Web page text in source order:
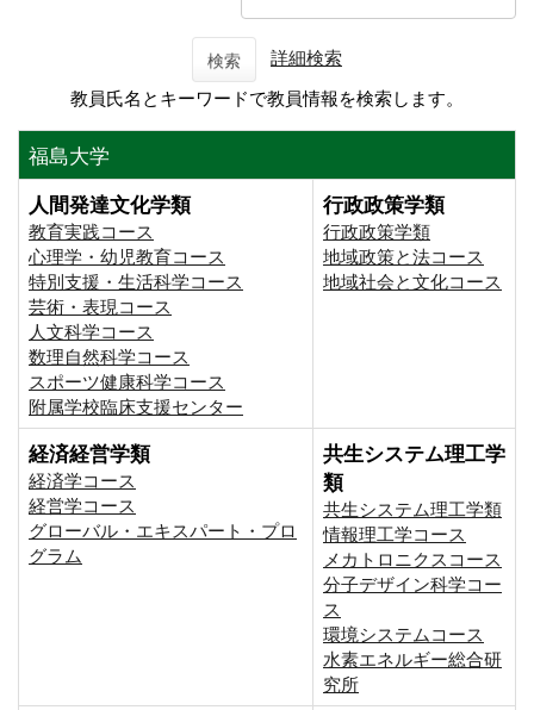
検索
詳細検索
教員氏名とキーワードで教員情報を検索します。
福島大学
人間発達文化学類
教育実践コース
心理学・幼児教育コース
特別支援・生活科学コース
芸術・表現コース
人文科学コース
数理自然科学コース
スポーツ健康科学コース
附属学校臨床支援センター
行政政策学類
行政政策学類
地域政策と法コース
地域社会と文化コース
経済経営学類
経済学コース
経営学コース
グローバル・エキスパート・プロ
グラム
共生システム理工学
類
共生システム理工学類
情報理工学コース
メカトロニクスコース
分子デザイン科学コー
ス
環境システムコース
⽔素エネルギー総合研
究所